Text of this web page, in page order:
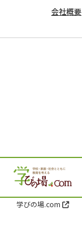
会社概要
学びの場.com